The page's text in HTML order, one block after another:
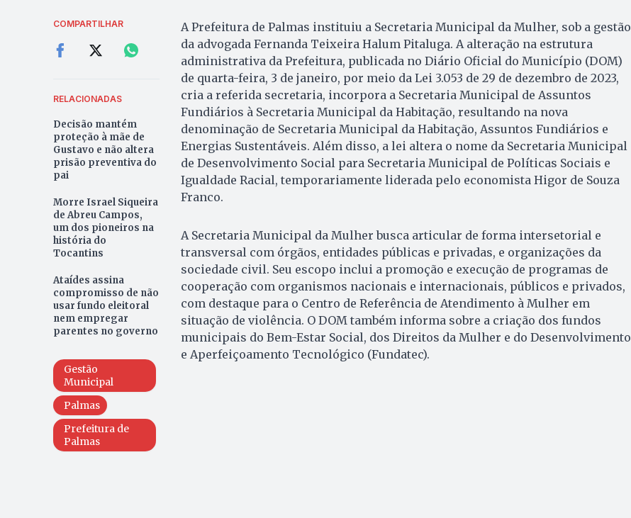
COMPARTILHAR
RELACIONADAS
Decisão mantém
proteção à mãe de
Gustavo e não altera
prisão preventiva do
pai
Morre Israel Siqueira
de Abreu Campos,
um dos pioneiros na
história do
Tocantins
Ataídes assina
compromisso de não
usar fundo eleitoral
nem empregar
parentes no governo
Gestão
Municipal
Palmas
Prefeitura de
Palmas
A Prefeitura de Palmas instituiu a Secretaria Municipal da Mulher, sob a gestão
da advogada Fernanda Teixeira Halum Pitaluga. A alteração na estrutura
administrativa da Prefeitura, publicada no Diário Oficial do Município (DOM)
de quarta-feira, 3 de janeiro, por meio da Lei 3.053 de 29 de dezembro de 2023,
cria a referida secretaria, incorpora a Secretaria Municipal de Assuntos
Fundiários à Secretaria Municipal da Habitação, resultando na nova
denominação de Secretaria Municipal da Habitação, Assuntos Fundiários e
Energias Sustentáveis. Além disso, a lei altera o nome da Secretaria Municipal
de Desenvolvimento Social para Secretaria Municipal de Políticas Sociais e
Igualdade Racial, temporariamente liderada pelo economista Higor de Souza
Franco.
A Secretaria Municipal da Mulher busca articular de forma intersetorial e
transversal com órgãos, entidades públicas e privadas, e organizações da
sociedade civil. Seu escopo inclui a promoção e execução de programas de
cooperação com organismos nacionais e internacionais, públicos e privados,
com destaque para o Centro de Referência de Atendimento à Mulher em
situação de violência. O DOM também informa sobre a criação dos fundos
municipais do Bem-Estar Social, dos Direitos da Mulher e do Desenvolvimento
e Aperfeiçoamento Tecnológico (Fundatec).